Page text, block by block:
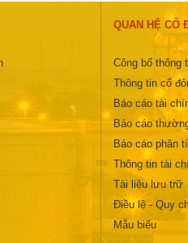
QUAN HỆ CỔ
Công bố thông
Thông tin cổ
Báo cáo tài
Báo cáo
Báo cáo phân
Thông tin tài
Tài liệu lưu trữ
Điều lệ - Quy
Mẫu biểu